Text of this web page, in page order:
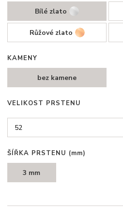
Bílé zlato
Růžové zlato
KAMENY
bez kamene
VELIKOST PRSTENU
ŠÍŘKA PRSTENU (mm)
3 mm